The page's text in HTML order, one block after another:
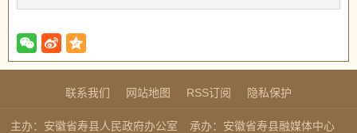
联系我们 网站地图 RSS订阅 隐私保护
主办：安徽省寿县人民政府办公室
承办：安徽省寿县融媒体中心